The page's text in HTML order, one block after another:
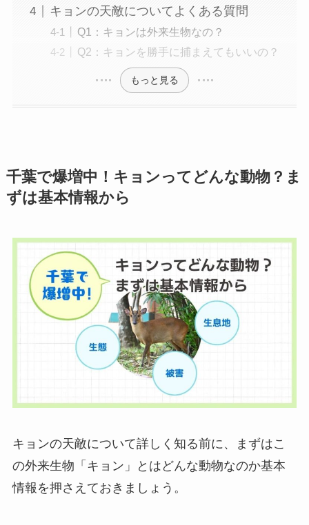
キョンの天敵についてよくある質問
Q1：キョンは外来生物なの？
Q2：キョンを勝手に捕まえてもいいの？
もっと見る
千葉で爆増中！キョンってどんな動物？ま
ずは基本情報から
キョンの天敵について詳しく知る前に、まずはこ
の外来生物「キョン」とはどんな動物なのか基本
情報を押さえておきましょう。